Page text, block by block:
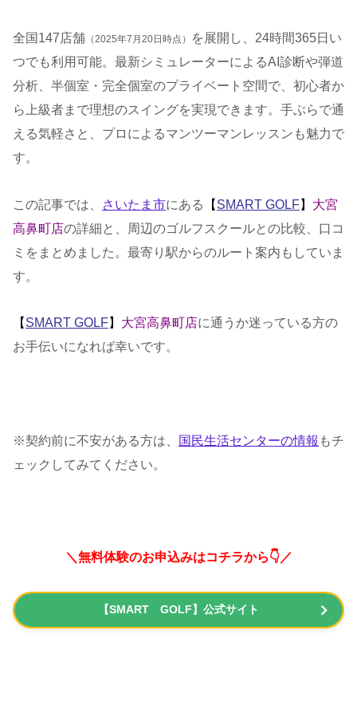
全国147店舗 （2025年7月20日時点）
を展開し、24時間365日い
つでも利用可能。最新シミュレーターによるAI診断や弾道
分析、半個室・完全個室のプライベート空間で、初心者か
ら上級者まで理想のスイングを実現できます。手ぶらで通
える気軽さと、プロによるマンツーマンレッスンも魅力で
す。
この記事では、 さいたま市にある 【 SMART GOLF】 大宮
高鼻町店の詳細と、周辺のゴルフスクールとの比較、口コ
ミをまとめました。最寄り駅からのルート案内もしていま
す。
【 SMART GOLF】 大宮高鼻町店に通うか迷っている方の
お手伝いになれば幸いです。
※契約前に不安がある方は、 国民生活センターの情報 もチ
ェックしてみてください。
＼無料体験のお申込みはコチラから👇／
【SMART GOLF】公式サイト